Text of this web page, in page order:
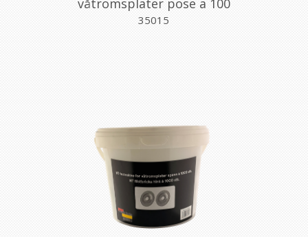
våtromsplater pose a 100
stk.
35015